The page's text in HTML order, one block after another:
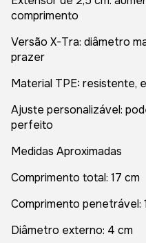
comprimento
Versão X-Tra: diâmetro
prazer
Material TPE: resistente,
Ajuste personalizável:
perfeito
Medidas Aproximadas
Comprimento total: 17 cm
Comprimento penetrável:
Diâmetro externo: 4 cm